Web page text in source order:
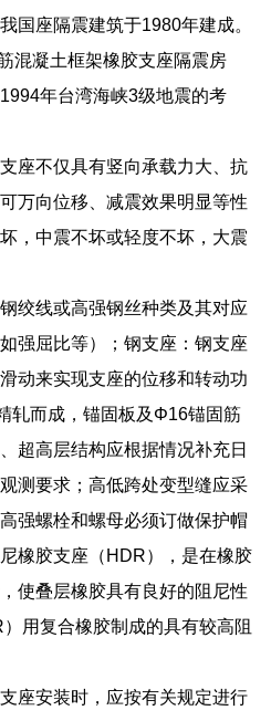
国座隔震建筑于1980年建成。
混凝土框架橡胶支座隔震房
年台湾海峡3级地震的考
座不仅具有竖向承载力大、抗
万向位移、减震效果明显等性
，中震不坏或轻度不坏，大震
绞线或高强钢丝种类及其对应
强屈比等）；钢支座：钢支座
动来实现支座的位移和转动功
轧而成，锚固板及Φ16锚固筋
超高层结构应根据情况补充日
测要求；高低跨处变型缝应采
强螺栓和螺母必须订做保护帽
橡胶支座（HDR），是在橡胶
使叠层橡胶具有良好的阻尼性
用复合橡胶制成的具有较高阻
座安装时，应按有关规定进行